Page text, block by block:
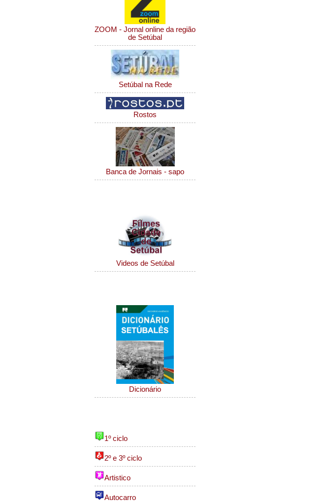
ZOOM - Jornal online da região
de Setúbal
Setúbal na Rede
Rostos
Banca de Jornais - sapo
Videos de Setúbal
Dicionário
1º ciclo
2º e 3º ciclo
Artistico
Autocarro